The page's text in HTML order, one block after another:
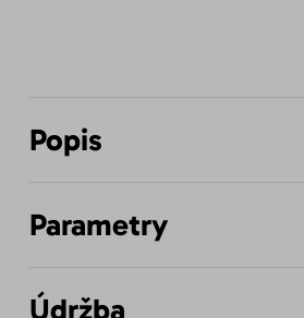
Popis
Parametry
Údržba